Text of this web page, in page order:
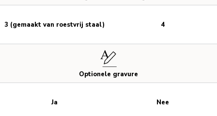
Optionele gravure
3 (gemaakt van roestvrij staal)
Ja
4
Nee